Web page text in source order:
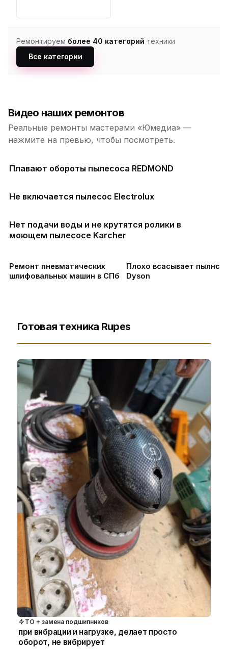
Ремонтируем более 40 категорий техники
Все категории
Видео наших ремонтов
Реальные ремонты мастерами «Юмедиа» —
нажмите на превью, чтобы посмотреть.
Плавают обороты пылесоса REDMOND
Не включается пылесос Electrolux
Нет подачи воды и не крутятся ролики в
моющем пылесосе Karcher
Ремонт пневматических
шлифовальных машин в СПб
Плохо всасывает
Dyson
Готовая техника Rupes
ТО + замена подшипников
при вибрации и нагрузке, делает просто
оборот, не вибрирует